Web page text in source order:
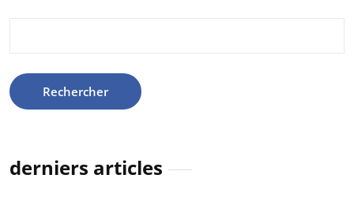
derniers articles